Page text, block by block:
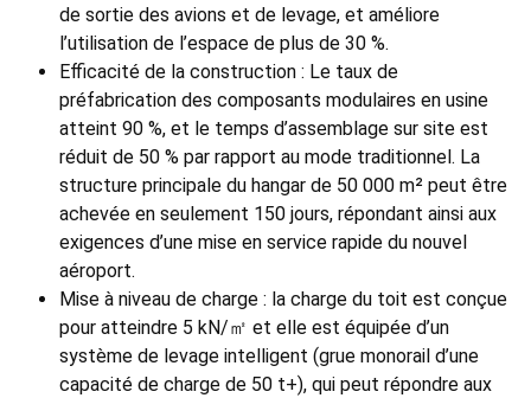
de sortie des avions et de levage, et améliore
l’utilisation de l’espace de plus de 30 %.
Efficacité de la construction : Le taux de
préfabrication des composants modulaires en usine
atteint 90 %, et le temps d’assemblage sur site est
réduit de 50 % par rapport au mode traditionnel. La
structure principale du hangar de 50 000 m² peut être
achevée en seulement 150 jours, répondant ainsi aux
exigences d’une mise en service rapide du nouvel
aéroport.
Mise à niveau de charge : la charge du toit est conçue
pour atteindre 5 kN/㎡ et elle est équipée d’un
système de levage intelligent (grue monorail d’une
capacité de charge de 50 t+), qui peut répondre aux